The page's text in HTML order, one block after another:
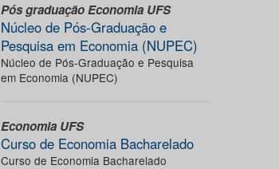
Pós graduação Economia UFS
Núcleo de Pós-Graduação e
Pesquisa em Economia (NUPEC)
Núcleo de Pós-Graduação e Pesquisa
em Economia (NUPEC)
Economia UFS
Curso de Economia Bacharelado
Curso de Economia Bacharelado